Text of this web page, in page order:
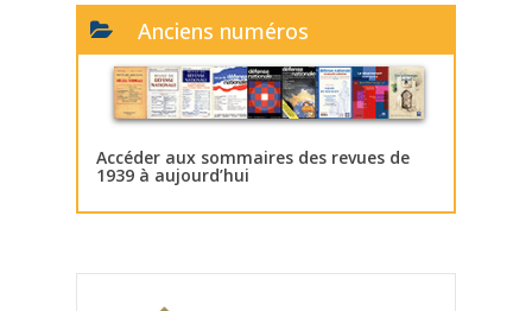
Anciens numéros
Accéder aux sommaires des revues de
1939 à aujourd’hui